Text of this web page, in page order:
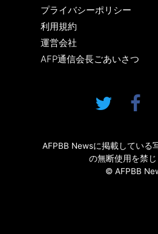
プライバシーポリシー
利用規約
運営会社
AFP通信会長ごあいさつ
AFPBB Newsに掲載している
の無断使用を禁じ
© AFPBB